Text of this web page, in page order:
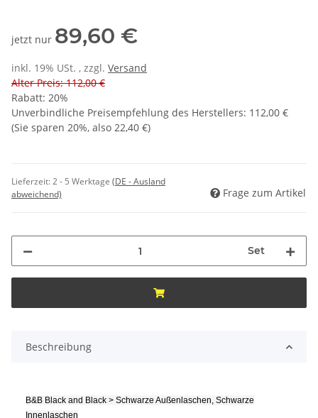
jetzt nur 89,60 €
inkl. 19% USt. , zzgl. Versand
Alter Preis: 112,00 €
Rabatt: 20%
Unverbindliche Preisempfehlung des Herstellers: 112,00 €
(Sie sparen 20%, also 22,40 €)
Lieferzeit:2 - 5 Werktage (DE - Ausland
abweichend)
Frage zum Artikel
Set
Beschreibung
B&B Black and Black > Schwarze Außenlaschen, Schwarze
Innenlaschen